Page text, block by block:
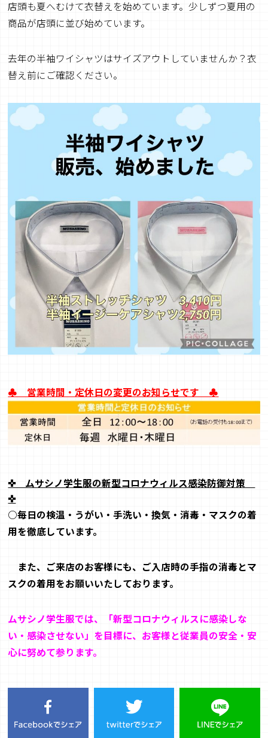
店頭も夏へむけて衣替えを始めています。少しずつ夏用の
商品が店頭に並び始めています。
去年の半袖ワイシャツはサイズアウトしていませんか？衣
替え前にご確認ください。
♣ 営業時間・定休日の変更のお知らせです ♣
✜ ムサシノ学生服の新型コロナウィルス感染防御対策
✜
○毎日の検温・うがい・手洗い・換気・消毒・マスクの着
用を徹底しています。
また、ご来店のお客様にも、ご入店時の手指の消毒とマ
スクの着用をお願いいたしております。
ムサシノ学生服では、「新型コロナウィルスに感染しな
い・感染させない」を目標に、お客様と従業員の安全・安
心に努めて参ります。